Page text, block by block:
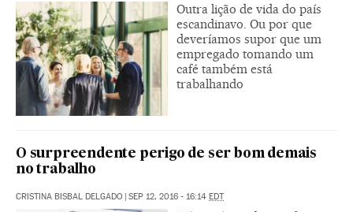
Outra lição de vida do país
escandinavo. Ou por que
deveríamos supor que um
empregado tomando um
café também está
trabalhando
O surpreendente perigo de ser bom demais
no trabalho
CRISTINA BISBAL DELGADO | SEP 12, 2016 - 16:14 EDT